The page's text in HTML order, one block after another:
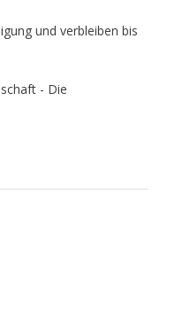
und verbleiben bis
- Die